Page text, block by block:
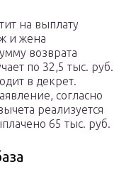
на выплату
и жена
возврата
по 32,5 тыс. руб.
в декрет.
согласно
реализуется
65 тыс. руб.